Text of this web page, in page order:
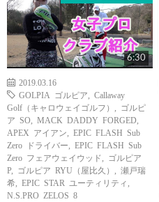
6:30
2019.03.16
GOLPIA ゴルピア
Callaway
Golf（キャロウェイゴルフ）
ゴルピ
ア SO
MACK DADDY FORGED
APEX アイアン
EPIC FLASH Sub
Zero ドライバー
EPIC FLASH Sub
Zero フェアウェイウッド
ゴルピア
P
ゴルピア RYU（屋比久）
瀬戸瑞
希
EPIC STAR ユーティリティ
N.S.PRO ZELOS 8